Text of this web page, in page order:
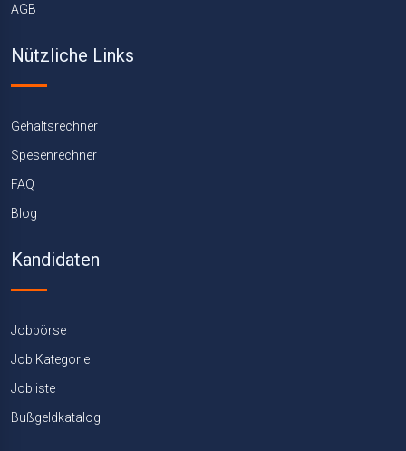
AGB
Nützliche Links
Gehaltsrechner
Spesenrechner
FAQ
Blog
Kandidaten
Jobbörse
Job Kategorie
Jobliste
Bußgeldkatalog